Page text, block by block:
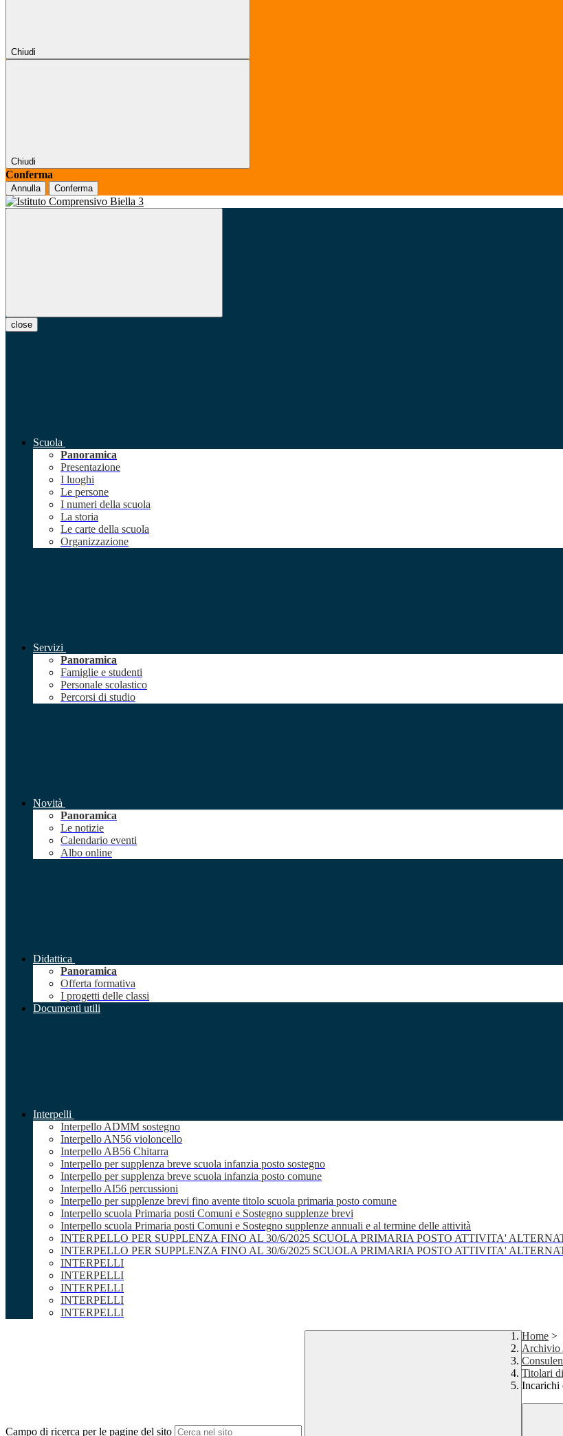
Chiudi
Chiudi
Conferma
Annulla Conferma
close
Scuola
Panoramica
Presentazione
I luoghi
Le persone
I numeri della scuola
La storia
Le carte della scuola
Organizzazione
Servizi
Panoramica
Famiglie e studenti
Personale scolastico
Percorsi di studio
Novità
Panoramica
Le notizie
Calendario eventi
Albo online
Didattica
Panoramica
Offerta formativa
I progetti delle classi
Documenti utili
Interpelli
Interpello ADMM sostegno
Interpello AN56 violoncello
Interpello AB56 Chitarra
Interpello per supplenza breve scuola infanzia posto sostegno
Interpello per supplenza breve scuola infanzia posto comune
Interpello AI56 percussioni
Interpello per supplenze brevi fino avente titolo scuola primaria posto comune
Interpello scuola Primaria posti Comuni e Sostegno supplenze brevi
Interpello scuola Primaria posti Comuni e Sostegno supplenze annuali e al termine delle attività
INTERPELLO PER SUPPLENZA FINO AL 30/6/2025 SCUOLA PRIMARIA POSTO ATTIVITA'
INTERPELLO PER SUPPLENZA FINO AL 30/6/2025 SCUOLA PRIMARIA POSTO ATTIVITA'
INTERPELLI
INTERPELLI
INTERPELLI
INTERPELLI
INTERPELLI
Campo di ricerca per le pagine del sito
Home >
Archivio
Titolari
Incarichi